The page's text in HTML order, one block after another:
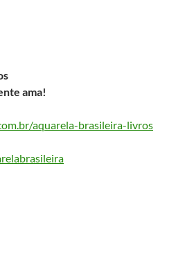
ama!
aquarela-brasileira-livros